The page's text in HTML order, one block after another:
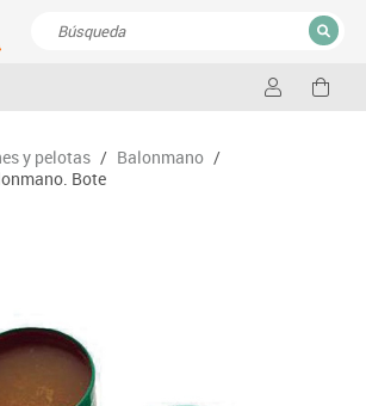
CERRAR
y pelotas / Balonmano /
Bote